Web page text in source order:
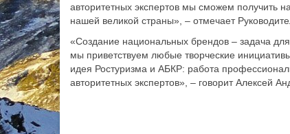
авторитетных экспертов мы сможем получить
нашей великой страны», – отмечает
«Создание национальных брендов – задача
мы приветствуем любые творческие
идея Ростуризма и АБКР: работа
авторитетных экспертов», – говорит Алексей